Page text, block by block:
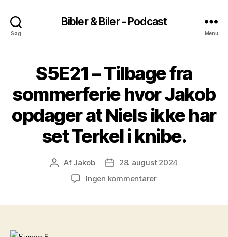
Søg
Bibler & Biler - Podcast
Menu
S5E21 – Tilbage fra
sommerferie hvor Jakob
opdager at Niels ikke har
set Terkel i knibe.
Indlægsforfatter
Af Jakob Indlægsdato
28. august 2024
Ingen kommentarertil